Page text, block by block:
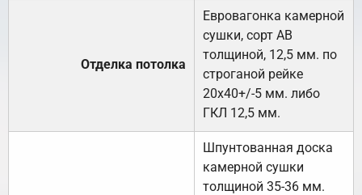
Отделка потолка
Евровагонка камерной
сушки, сорт АВ
толщиной, 12,5 мм. по
строганой рейке
20х40+/-5 мм. либо
ГКЛ 12,5 мм.
Шпунтованная доска
камерной сушки
толщиной 35-36 мм.